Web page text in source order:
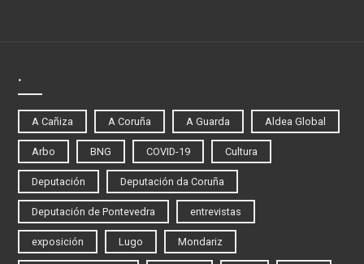
.
A Cañiza A Coruña A Guarda Aldea Global
Arbo BNG COVID-19 Cultura
Deputación Deputación da Coruña
Deputación de Pontevedra entrevistas
exposición Lugo Mondariz